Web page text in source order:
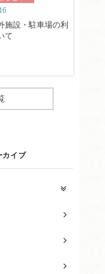
施設・駐車場の利
て
カイブ